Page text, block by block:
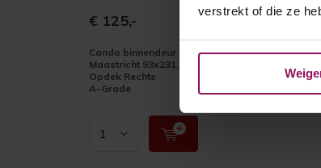
verstrekt of die ze
€ 125,-
Cando binnendeur
Maastricht 93x231,5
Opdek Rechts
A-Grade